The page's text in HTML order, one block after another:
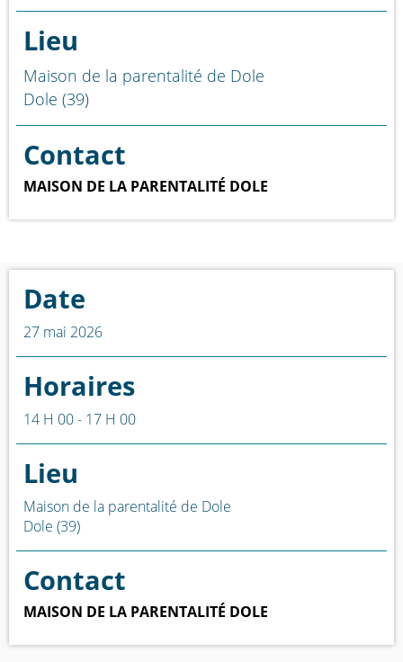
Lieu
Maison de la parentalité de Dole
Dole (39)
Contact
MAISON DE LA PARENTALITÉ DOLE
Date
27 mai 2026
Horaires
14 H 00 - 17 H 00
Lieu
Maison de la parentalité de Dole
Dole (39)
Contact
MAISON DE LA PARENTALITÉ DOLE